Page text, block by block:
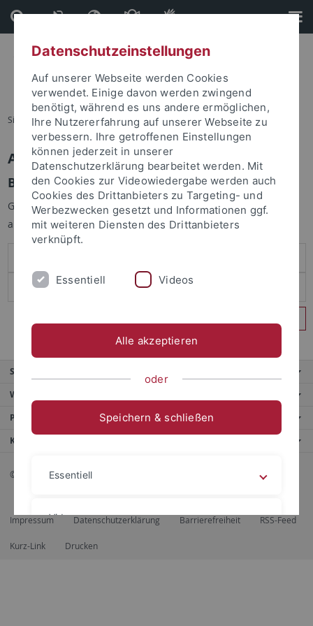
Direkt
zum
Inhalt
Direkt
zur
Fußleiste
Sie sind hier: Startseite
Anmelden
Benutzeranmeldung
Geben Sie Ihren Benutzernamen und Ihr Passwort an um sich
anzumelden:
Service
Weitere Angebote
Portale
Kontaktinfo
© 2026 Eberhard Karls Universität Tübingen, Tübingen
Impressum Datenschutzerklärung Barrierefreiheit RSS-Feed
Kurz-Link Drucken
Datenschutzeinstellungen
Auf unserer Webseite werden Cookies
verwendet. Einige davon werden zwingend
benötigt, während es uns andere ermöglichen,
Ihre Nutzererfahrung auf unserer Webseite zu
verbessern. Ihre getroffenen Einstellungen
können jederzeit in unserer
Datenschutzerklärung bearbeitet werden. Mit
den Cookies zur Videowiedergabe werden auch
Cookies des Drittanbieters zu Targeting- und
Werbezwecken gesetzt und Informationen ggf.
mit weiteren Diensten des Drittanbieters
verknüpft.
Essentiell Videos
Alle akzeptieren
oder
Speichern & schließen
Essentiell
Videos